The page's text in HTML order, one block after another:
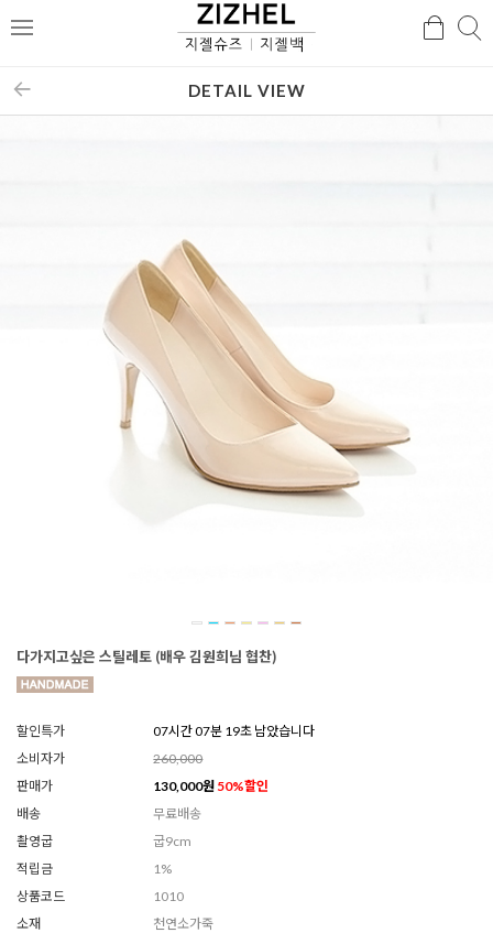
메
검
DETAIL VIEW
다가지고싶은 스틸레토 (배우 김원희님 협찬)
할인특가
07시간 07분 17초 남았습니다
소비자가
260,000
판매가
130,000원 50%할인
배송
무료배송
촬영굽
굽9cm
적립금
1%
상품코드
1010
소재
천연소가죽